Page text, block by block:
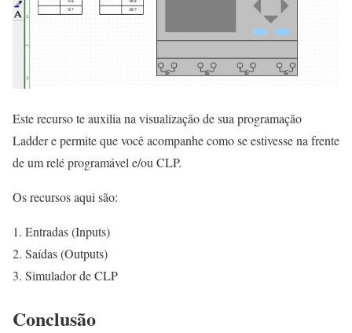
Este recurso te auxilia na visualização de sua programação
Ladder e permite que você acompanhe como se estivesse na frente
de um relé programável e/ou CLP.
Os recursos aqui são:
Entradas (Inputs)
Saídas (Outputs)
Simulador de CLP
Conclusão